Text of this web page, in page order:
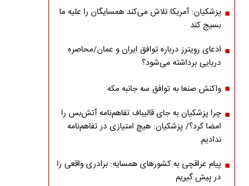
پزشکیان: آمریکا تلاش می‌کند همسایگان را علیه ما
بسیج کند
ادعای رویترز درباره توافق ایران و عمان/محاصره
دریایی برداشته می‌شود؟
واکنش صنعا به توافق سه جانبه مکه
چرا پزشکیان به جای قالیباف تفاهم‌نامه آتش‌بس را
امضا کرد؟/ پزشکیان: هیچ امتیازی در تفاهم‌نامه
ندادیم
پیام عراقچی به کشورهای همسایه: برادری واقعی را
در پیش گیریم